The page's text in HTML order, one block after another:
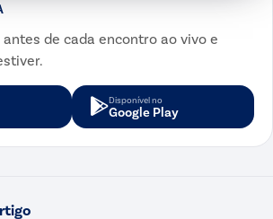
antes de cada encontro ao vivo e
Disponível no
Google Play